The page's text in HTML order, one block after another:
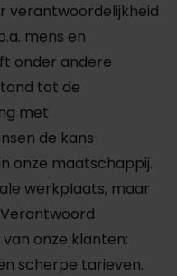
verantwoordelijkheid
mens en
onder andere
tot de
met
de kans
onze maatschappij.
werkplaats, maar
onze klanten:
scherpe tarieven.